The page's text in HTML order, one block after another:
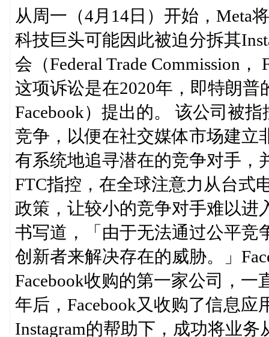
从周一（4月14日）开始，Meta
科技巨头可能因此被迫分拆其
会（Federal Trade Commission
这项诉讼是在2020年，即特朗
Facebook）提出的。 该公司被
竞争，以便在社交媒体市场建立
有系统地追寻潜在的竞争对手，
FTC指控，在全球注意力从台式
政策，让较小的竞争对手难以进
书写道，「由于无法通过公平竞
创新者来解决存在的威胁。」
Facebook收购的第一家公司，
年后，Facebook又收购了信息应
Instagram的帮助下，成功将业